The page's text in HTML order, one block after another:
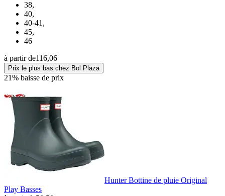
38,
40,
40-41 ,
45,
46
à partir de116,06
Prix le plus bas chez Bol Plaza
21% baisse de prix
Hunter Bottine de pluie Original
Play Basses